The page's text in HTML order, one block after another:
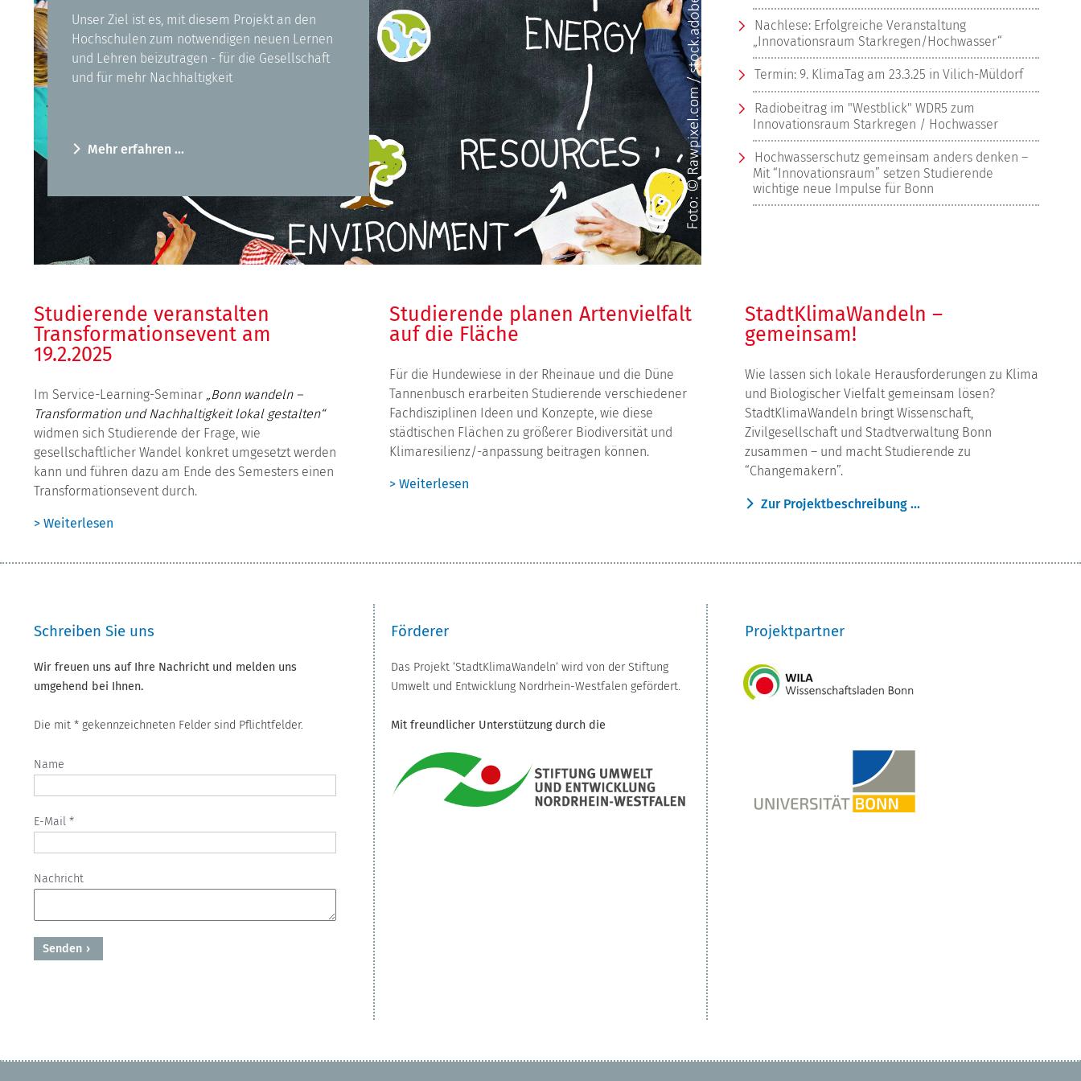
Unser Ziel ist es, mit diesem Projekt an den
Hochschulen zum notwendigen neuen Lernen
und Lehren beizutragen - für die Gesellschaft
und für mehr Nachhaltigkeit
Mehr erfahren ...
Nachlese: Erfolgreiche Veranstaltung
„Innovationsraum Starkregen/Hochwasser“
Termin: 9. KlimaTag am 23.3.25 in Vilich-Müldorf
Radiobeitrag im "Westblick" WDR5 zum
Innovationsraum Starkregen / Hochwasser
Hochwasserschutz gemeinsam anders denken –
Mit “Innovationsraum” setzen Studierende
wichtige neue Impulse für Bonn
Studierende veranstalten
Transformationsevent am
19.2.2025
Im Service-Learning-Seminar „Bonn wandeln –
Transformation und Nachhaltigkeit lokal gestalten“
widmen sich Studierende der Frage, wie
gesellschaftlicher Wandel konkret umgesetzt werden
kann und führen dazu am Ende des Semesters einen
Transformationsevent durch.
> Weiterlesen
Studierende planen Artenvielfalt
auf die Fläche
Für die Hundewiese in der Rheinaue und die Düne
Tannenbusch erarbeiten Studierende verschiedener
Fachdisziplinen Ideen und Konzepte, wie diese
städtischen Flächen zu größerer Biodiversität und
Klimaresilienz/-anpassung beitragen können.
> Weiterlesen
StadtKlimaWandeln –
gemeinsam!
Wie lassen sich lokale Herausforderungen zu Klima
und Biologischer Vielfalt gemeinsam lösen?
StadtKlimaWandeln bringt Wissenschaft,
Zivilgesellschaft und Stadtverwaltung Bonn
zusammen – und macht Studierende zu
“Changemakern”.
Zur Projektbeschreibung ...
Schreiben Sie uns
Wir freuen uns auf Ihre Nachricht und melden uns
umgehend bei Ihnen.
Die mit * gekennzeichneten Felder sind Pflichtfelder.
Name
E-Mail *
Nachricht
Senden
Förderer
Das Projekt ’StadtKlimaWandeln’ wird von der Stiftung
Umwelt und Entwicklung Nordrhein-Westfalen gefördert.
Mit freundlicher Unterstützung durch die
Projektpartner